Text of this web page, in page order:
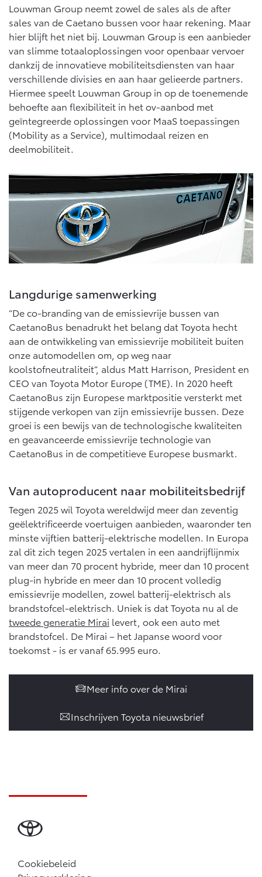
Proace Max (excl. BTW)
OOK ALS BATTERIJ-
ELEKTRISCH
Vanaf € 46.301,-
Hilux (excl. BTW)
OOK ALS BATTERIJ-
ELEKTRISCH
Vanaf € 56.570,-
Land Cruiser (excl. BTW)
Vanaf € 89.986,-
Louwman Group neemt zowel de sales als de after
sales van de Caetano bussen voor haar rekening. Maar
hier blijft het niet bij. Louwman Group is een aanbieder
van slimme totaaloplossingen voor openbaar vervoer
dankzij de innovatieve mobiliteitsdiensten van haar
verschillende divisies en aan haar gelieerde partners.
Hiermee speelt Louwman Group in op de toenemende
behoefte aan flexibiliteit in het ov-aanbod met
geïntegreerde oplossingen voor MaaS toepassingen
(Mobility as a Service), multimodaal reizen en
deelmobiliteit.
Langdurige samenwerking
“De co-branding van de emissievrije bussen van
CaetanoBus benadrukt het belang dat Toyota hecht
aan de ontwikkeling van emissievrije mobiliteit buiten
onze automodellen om, op weg naar
koolstofneutraliteit”, aldus Matt Harrison, President en
CEO van Toyota Motor Europe (TME). In 2020 heeft
CaetanoBus zijn Europese marktpositie versterkt met
stijgende verkopen van zijn emissievrije bussen. Deze
groei is een bewijs van de technologische kwaliteiten
en geavanceerde emissievrije technologie van
CaetanoBus in de competitieve Europese busmarkt.
Van autoproducent naar mobiliteitsbedrijf
Tegen 2025 wil Toyota wereldwijd meer dan zeventig
geëlektrificeerde voertuigen aanbieden, waaronder ten
minste vijftien batterij-elektrische modellen. In Europa
zal dit zich tegen 2025 vertalen in een aandrijflijnmix
van meer dan 70 procent hybride, meer dan 10 procent
plug-in hybride en meer dan 10 procent volledig
emissievrije modellen, zowel batterij-elektrisch als
brandstofcel-elektrisch. Uniek is dat Toyota nu al de
tweede generatie Mirai levert, ook een auto met
brandstofcel. De Mirai – het Japanse woord voor
toekomst - is er vanaf 65.995 euro.
Meer info over de Mirai
Inschrijven Toyota nieuwsbrief
Cookiebeleid